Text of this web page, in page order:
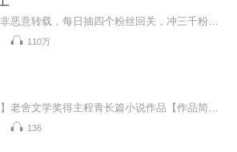
110万
136